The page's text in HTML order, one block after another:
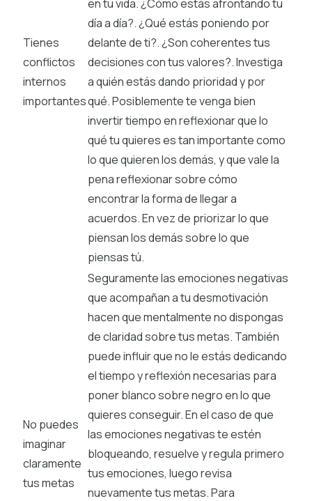
Tienes
conflictos
internos
importantes
en tu vida. ¿Cómo estás afrontando tu
día a día?. ¿Qué estás poniendo por
delante de ti?. ¿Son coherentes tus
decisiones con tus valores?. Investiga
a quién estás dando prioridad y por
qué. Posiblemente te venga bien
invertir tiempo en reflexionar que lo
qué tu quieres es tan importante como
lo que quieren los demás, y que vale la
pena reflexionar sobre cómo
encontrar la forma de llegar a
acuerdos. En vez de priorizar lo que
piensan los demás sobre lo que
piensas tú.
No puedes
imaginar
claramente
tus metas
Seguramente las emociones negativas
que acompañan a tu desmotivación
hacen que mentalmente no dispongas
de claridad sobre tus metas. También
puede influir que no le estás dedicando
el tiempo y reflexión necesarias para
poner blanco sobre negro en lo que
quieres conseguir. En el caso de que
las emociones negativas te estén
bloqueando, resuelve y regula primero
tus emociones, luego revisa
nuevamente tus metas. Para